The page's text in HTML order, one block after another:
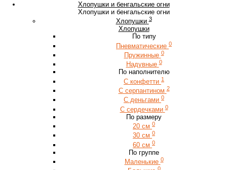
Хлопушки и бенгальские огни
Хлопушки и бенгальские огни
Хлопушки 3
Хлопушки
По типу
Пневматические 0
Пружинные 0
Надувные 0
По наполнителю
С конфетти 1
С серпантином 2
С деньгами 0
С сердечками 0
По размеру
20 см 0
30 см 0
60 см 0
По группе
Маленькие 0
0